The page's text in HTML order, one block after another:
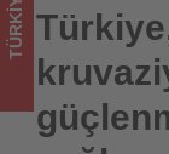
-
sizler
Türkiye,
güçlenmesine
TÜRKIYE